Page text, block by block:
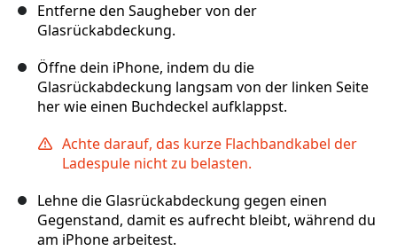
Entferne den Saugheber von der
Glasrückabdeckung.
Öffne dein iPhone, indem du die
Glasrückabdeckung langsam von der linken Seite
her wie einen Buchdeckel aufklappst.
Achte darauf, das kurze Flachbandkabel der
Ladespule nicht zu belasten.
Lehne die Glasrückabdeckung gegen einen
Gegenstand, damit es aufrecht bleibt, während du
am iPhone arbeitest.